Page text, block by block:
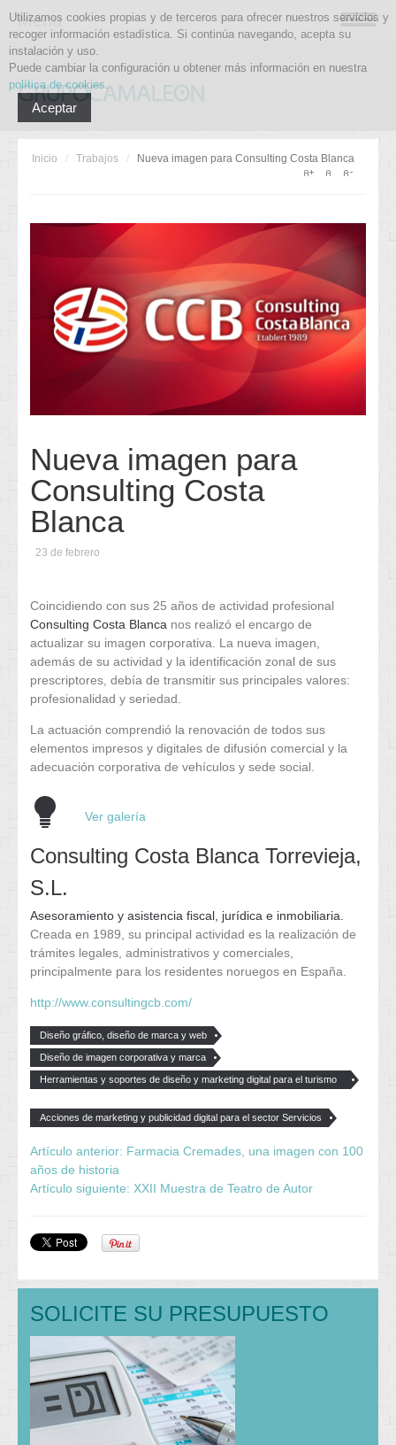
Utilizamos cookies propias y de terceros para ofrecer nuestros servicios y
recoger información estadística. Si continúa navegando, acepta su
instalación y uso.
Puede cambiar la configuración u obtener más información en nuestra
política de cookies.
Aceptar
Menu
Inicio / Trabajos / Nueva imagen para Consulting Costa Blanca
Nueva imagen para
Consulting Costa
Blanca
23 de febrero
Coincidiendo con sus 25 años de actividad profesional
Consulting Costa Blanca nos realizó el encargo de
actualizar su imagen corporativa. La nueva imagen,
además de su actividad y la identificación zonal de sus
prescriptores, debía de transmitir sus principales valores:
profesionalidad y seriedad.
La actuación comprendió la renovación de todos sus
elementos impresos y digitales de difusión comercial y la
adecuación corporativa de vehículos y sede social.
Ver galería
Consulting Costa Blanca Torrevieja,
S.L.
Asesoramiento y asistencia fiscal, jurídica e inmobiliaria.
Creada en 1989, su principal actividad es la realización de
trámites legales, administrativos y comerciales,
principalmente para los residentes noruegos en España.
http://www.consultingcb.com/
Diseño gráfico, diseño de marca y web
Diseño de imagen corporativa y marca
Herramientas y soportes de diseño y marketing digital para el turismo
Acciones de marketing y publicidad digital para el sector Servicios
Artículo anterior: Farmacia Cremades, una imagen con 100
años de historia
Artículo siguiente: XXII Muestra de Teatro de Autor
SOLICITE SU PRESUPUESTO